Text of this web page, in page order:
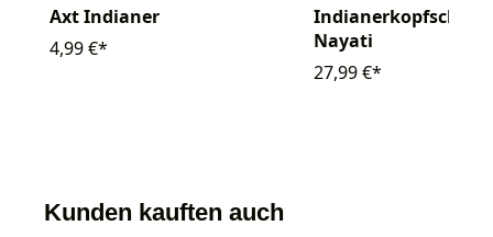
Axt Indianer
4,99 €*
Nayati
27,99 €*
Kunden kauften auch